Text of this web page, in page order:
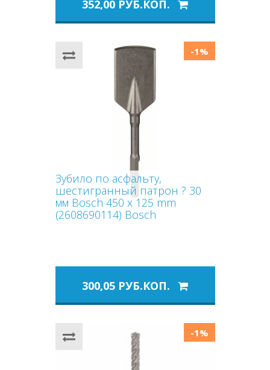
352,00 РУБ.КОП.
-1%
Зубило по асфальту,
шестигранный патрон ? 30
мм Bosch 450 x 125 mm
(2608690114) Bosch
300,05 РУБ.КОП.
-1%